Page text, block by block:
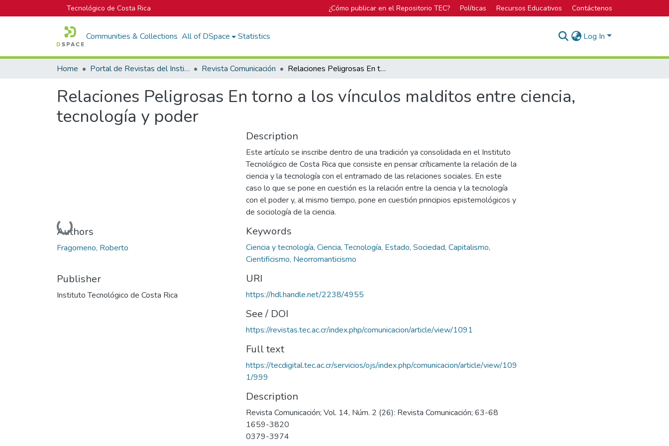
Tecnológico de Costa Rica ¿Cómo publicar en el Repositorio TEC? Políticas Recursos Educativos Contáctenos
Communities & Collections All of DSpace Statistics Log In
Home Portal de Revistas del Instituto Tecnológico de Costa Rica Revista Comunicación Relaciones Peligrosas En torno a los vínculos malditos entre ciencia, tecnología y poder
Relaciones Peligrosas En torno a los vínculos malditos entre ciencia,
tecnología y poder
Loading...
Authors
Fragomeno, Roberto
Publisher
Instituto Tecnológico de Costa Rica
Description
Este artículo se inscribe dentro de una tradición ya consolidada en el Instituto
Tecnológico de Costa Rica que consiste en pensar críticamente la relación de la
ciencia y la tecnología con el entramado de las relaciones sociales. En este
caso lo que se pone en cuestión es la relación entre la ciencia y la tecnología
con el poder y, al mismo tiempo, pone en cuestión principios epistemológicos y
de sociología de la ciencia.
Keywords
Ciencia y tecnología, Ciencia, Tecnología, Estado, Sociedad, Capitalismo,
Cientificismo, Neorromanticismo
URI
https://hdl.handle.net/2238/4955
See / DOI
https://revistas.tec.ac.cr/index.php/comunicacion/article/view/1091
Full text
https://tecdigital.tec.ac.cr/servicios/ojs/index.php/comunicacion/article/view/109
1/999
Description
Revista Comunicación; Vol. 14, Núm. 2 (26): Revista Comunicación; 63-68
1659-3820
0379-3974